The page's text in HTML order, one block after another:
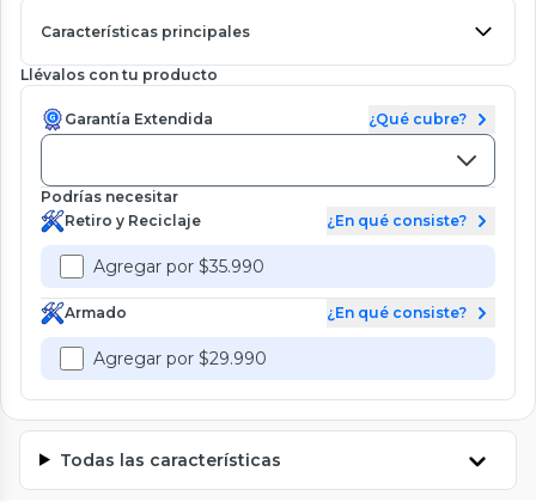
Características principales
Llévalos con tu producto
Garantía Extendida ¿Qué cubre?
Podrías necesitar
Retiro y Reciclaje
¿En qué consiste?
Agregar por $35.990
Armado ¿En qué consiste?
Agregar por $29.990
Todas las características